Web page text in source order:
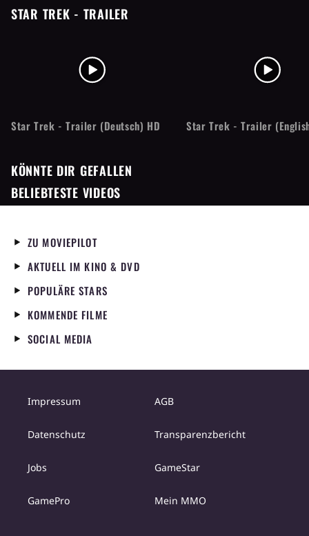
STAR TREK - TRAILER
Star Trek - Trailer (Deutsch) HD Star Trek - Trailer
KÖNNTE DIR GEFALLEN
BELIEBTESTE VIDEOS
ZU MOVIEPILOT
AKTUELL IM KINO & DVD
POPULÄRE STARS
KOMMENDE FILME
SOCIAL MEDIA
Impressum AGB
Datenschutz Transparenzbericht
Jobs GameStar
GamePro Mein MMO